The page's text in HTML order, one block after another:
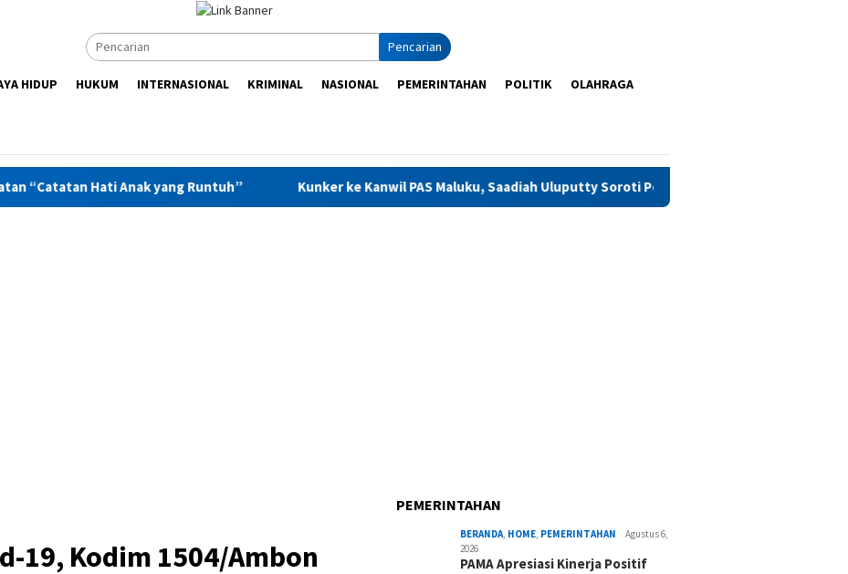
Pencarian
HIDUP HUKUM INTERNASIONAL KRIMINAL NASIONAL PEMERINTAHAN POLITIK OLAHRAGA
Anak yang Runtuh” Kunker ke Kanwil PAS Maluku, Saadiah Uluputty Soroti Penguatan Kelembagaan dan Pembinaan
19, Kodim 1504/Ambon
PEMERINTAHAN
BERANDA, HOME, PEMERINTAHAN
Agustus 6,
2026
PAMA Apresiasi Kinerja Positif